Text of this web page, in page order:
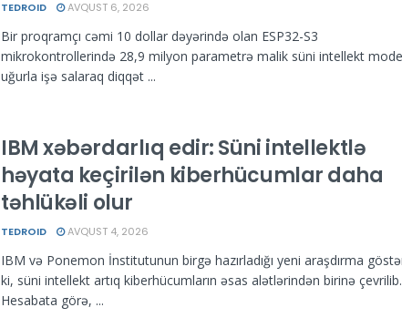
TEDROID AVQUST 6, 2026
Bir proqramçı cəmi 10 dollar dəyərində olan ESP32-S3
mikrokontrollerində 28,9 milyon parametrə malik süni intellekt
uğurla işə salaraq diqqət ...
IBM xəbərdarlıq edir: Süni intellektlə
həyata keçirilən kiberhücumlar daha
təhlükəli olur
TEDROID AVQUST 4, 2026
IBM və Ponemon İnstitutunun birgə hazırladığı yeni araşdırma
ki, süni intellekt artıq kiberhücumların əsas alətlərindən birinə çevrilib.
Hesabata görə, ...